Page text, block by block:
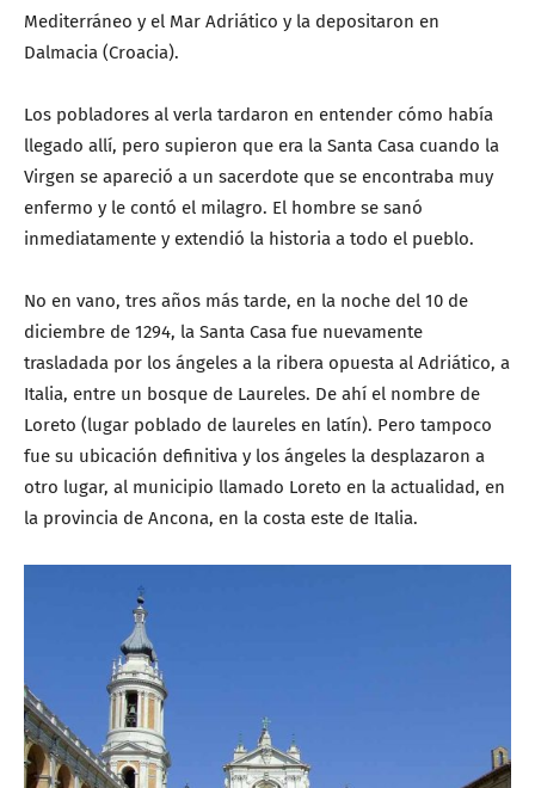
Mediterráneo y el Mar Adriático y la depositaron en
Dalmacia (Croacia).
Los pobladores al verla tardaron en entender cómo había
llegado allí, pero supieron que era la Santa Casa cuando la
Virgen se apareció a un sacerdote que se encontraba muy
enfermo y le contó el milagro. El hombre se sanó
inmediatamente y extendió la historia a todo el pueblo.
No en vano, tres años más tarde, en la noche del 10 de
diciembre de 1294, la Santa Casa fue nuevamente
trasladada por los ángeles a la ribera opuesta al Adriático, a
Italia, entre un bosque de Laureles. De ahí el nombre de
Loreto (lugar poblado de laureles en latín). Pero tampoco
fue su ubicación definitiva y los ángeles la desplazaron a
otro lugar, al municipio llamado Loreto en la actualidad, en
la provincia de Ancona, en la costa este de Italia.